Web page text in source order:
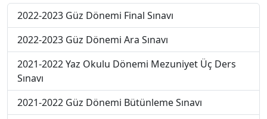
2022-2023 Güz Dönemi Final Sınavı
2022-2023 Güz Dönemi Ara Sınavı
2021-2022 Yaz Okulu Dönemi Mezuniyet Üç Ders
Sınavı
2021-2022 Güz Dönemi Bütünleme Sınavı